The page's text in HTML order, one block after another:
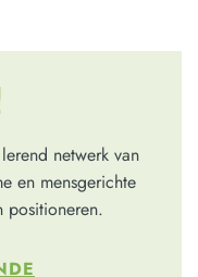
netwerk van
en mensgerichte
positioneren.